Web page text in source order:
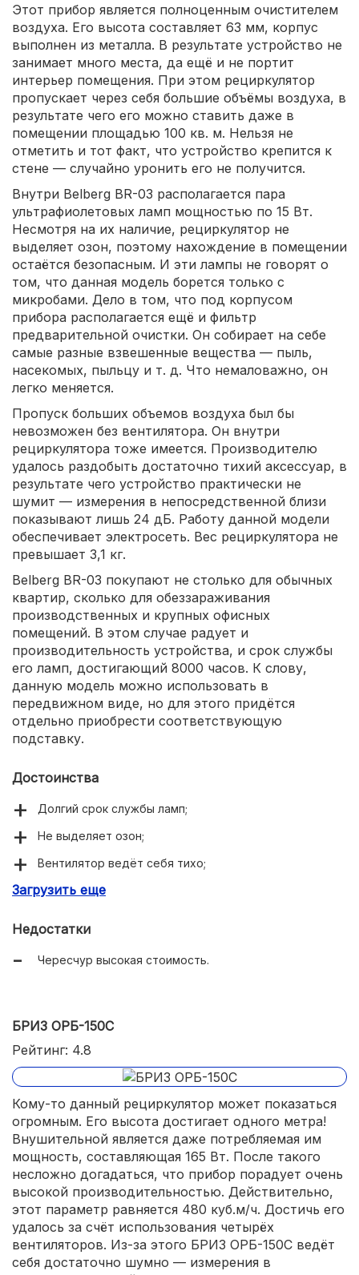
Этот прибор является полноценным очистителем
воздуха. Его высота составляет 63 мм, корпус
выполнен из металла. В результате устройство не
занимает много места, да ещё и не портит
интерьер помещения. При этом рециркулятор
пропускает через себя большие объёмы воздуха, в
результате чего его можно ставить даже в
помещении площадью 100 кв. м. Нельзя не
отметить и тот факт, что устройство крепится к
стене — случайно уронить его не получится.
Внутри Belberg BR-03 располагается пара
ультрафиолетовых ламп мощностью по 15 Вт.
Несмотря на их наличие, рециркулятор не
выделяет озон, поэтому нахождение в помещении
остаётся безопасным. И эти лампы не говорят о
том, что данная модель борется только с
микробами. Дело в том, что под корпусом
прибора располагается ещё и фильтр
предварительной очистки. Он собирает на себе
самые разные взвешенные вещества — пыль,
насекомых, пыльцу и т. д. Что немаловажно, он
легко меняется.
Пропуск больших объемов воздуха был бы
невозможен без вентилятора. Он внутри
рециркулятора тоже имеется. Производителю
удалось раздобыть достаточно тихий аксессуар, в
результате чего устройство практически не
шумит — измерения в непосредственной близи
показывают лишь 24 дБ. Работу данной модели
обеспечивает электросеть. Вес рециркулятора не
превышает 3,1 кг.
Belberg BR-03 покупают не столько для обычных
квартир, сколько для обеззараживания
производственных и крупных офисных
помещений. В этом случае радует и
производительность устройства, и срок службы
его ламп, достигающий 8000 часов. К слову,
данную модель можно использовать в
передвижном виде, но для этого придётся
отдельно приобрести соответствующую
подставку.
Достоинства
Долгий срок службы ламп;
Не выделяет озон;
Вентилятор ведёт себя тихо;
Лаконичный и современный дизайн;
Загрузить еще
Недостатки
Чересчур высокая стоимость.
БРИЗ ОРБ-150С
Рейтинг: 4.8
Кому-то данный рециркулятор может показаться
огромным. Его высота достигает одного метра!
Внушительной является даже потребляемая им
мощность, составляющая 165 Вт. После такого
несложно догадаться, что прибор порадует очень
высокой производительностью. Действительно,
этот параметр равняется 480 куб.м/ч. Достичь его
удалось за счёт использования четырёх
вентиляторов. Из-за этого БРИЗ ОРБ-150С ведёт
себя достаточно шумно — измерения в